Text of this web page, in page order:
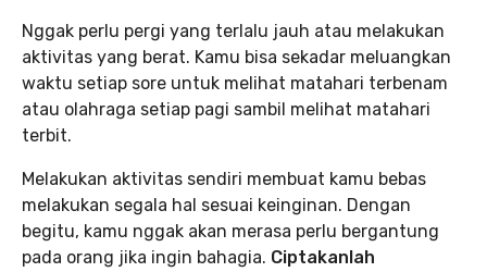
Nggak perlu pergi yang terlalu jauh atau melakukan
aktivitas yang berat. Kamu bisa sekadar meluangkan
waktu setiap sore untuk melihat matahari terbenam
atau olahraga setiap pagi sambil melihat matahari
terbit.
Melakukan aktivitas sendiri membuat kamu bebas
melakukan segala hal sesuai keinginan. Dengan
begitu, kamu nggak akan merasa perlu bergantung
pada orang jika ingin bahagia. Ciptakanlah